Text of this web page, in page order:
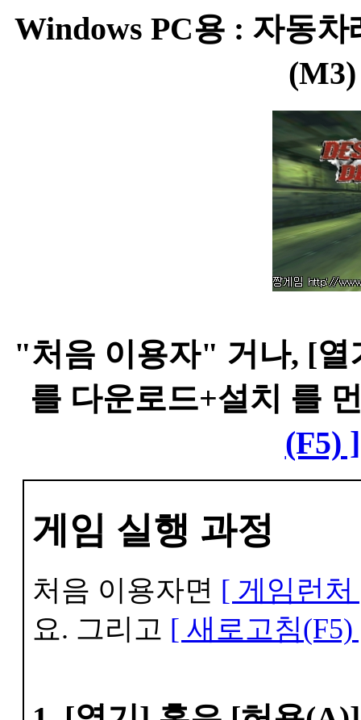
Windows PC용 : 자동
"처음 이용자" 거나, [
를 다운로드+설치 를
(F5) ]
게임 실행 과정
처음 이용자면 [ 게임런처
요. 그리고 [ 새로고침(F5)